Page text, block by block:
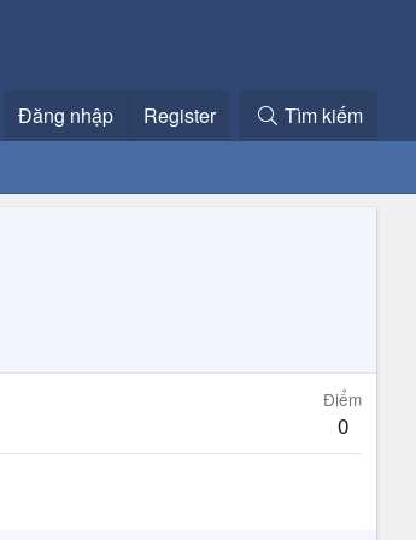
Đăng nhập Register Tìm kiếm
Điểm
0